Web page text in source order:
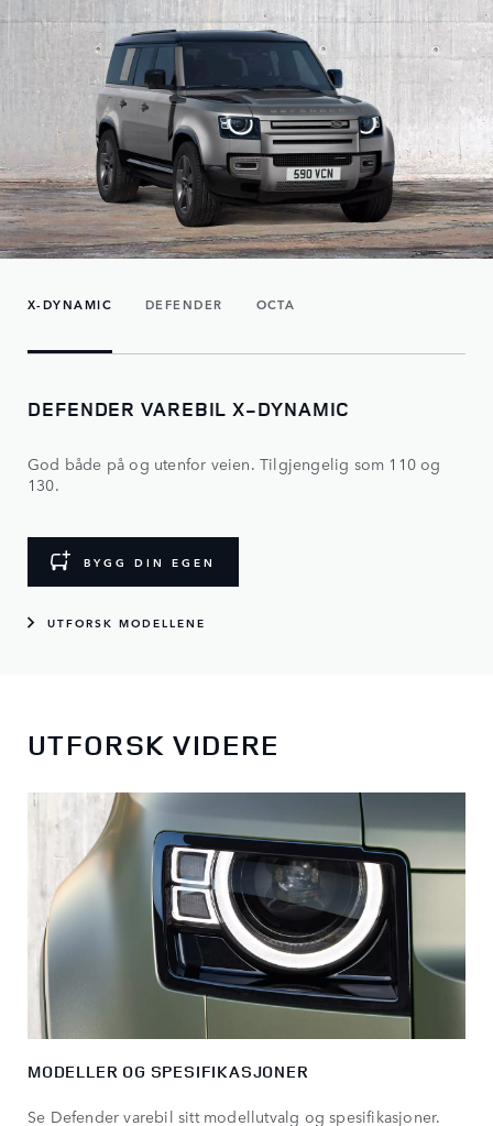
X-DYNAMIC DEFENDER OCTA
DEFENDER VAREBIL X-DYNAMIC
God både på og utenfor veien. Tilgjengelig som 110 og
130.
BYGG DIN EGEN
UTFORSK MODELLENE
UTFORSK VIDERE
MODELLER OG SPESIFIKASJONER
Se Defender varebil sitt modellutvalg og spesifikasjoner.